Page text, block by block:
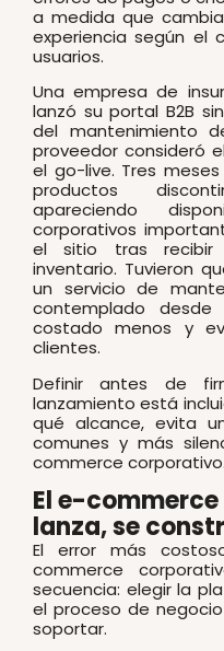
a medida que
experiencia según el
usuarios.
Una empresa de
lanzó su portal B2B
del mantenimiento
proveedor consideró
el go-live. Tres
productos
apareciendo
corporativos
el sitio tras recibir
inventario. Tuvieron
un servicio de
contemplado
costado menos y
clientes.
Definir antes de
lanzamiento está
qué alcance, evita
comunes y más
commerce corporativo.
El e-
lanza, se
El error más
commerce
secuencia: elegir la
el proceso de
soportar.